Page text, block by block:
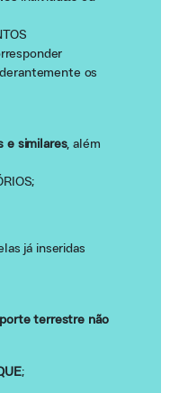
os
e similares, além
já inseridas
terrestre não
;